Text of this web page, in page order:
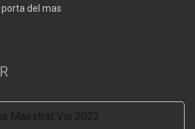
del mas
Maestrat Viu 2022